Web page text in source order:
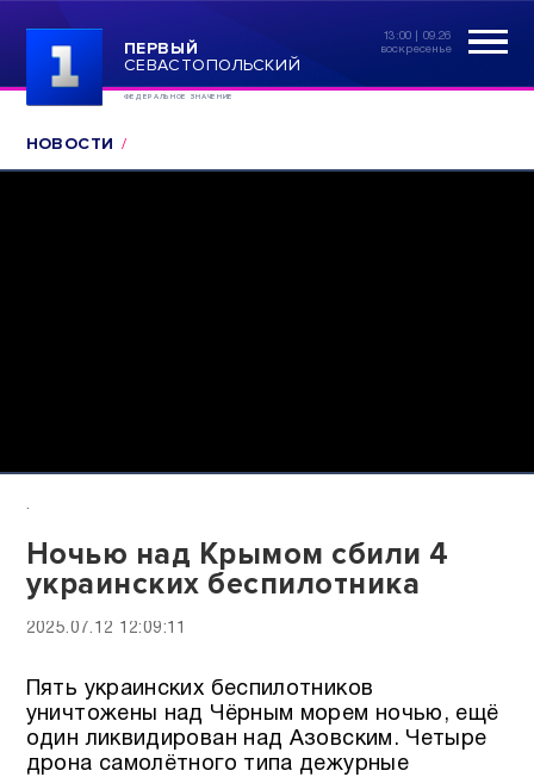
ПЕРВЫЙ
СЕВАСТОПОЛЬСКИЙ
ФЕДЕРАЛЬНОЕ ЗНАЧЕНИЕ
13:00 | 09.26
воскресенье
НОВОСТИ
.
Ночью над Крымом сбили 4
украинских беспилотника
2025.07.12 12:09:11
Пять украинских беспилотников
уничтожены над Чёрным морем ночью, ещё
один ликвидирован над Азовским. Четыре
дрона самолётного типа дежурные